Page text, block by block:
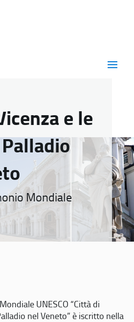
e le
Mondiale
UNESCO “Città di
nel Veneto” è iscritto nella